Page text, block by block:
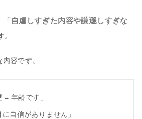
「自虐しすぎた内容や謙遜しすぎな
容です。
= 年齢です」
に自信がありません」